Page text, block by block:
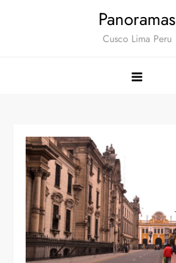
Panoramas
Cusco Lima Peru